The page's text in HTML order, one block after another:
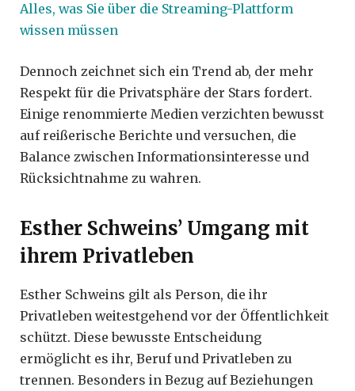
Alles, was Sie über die Streaming-Plattform
wissen müssen
Dennoch zeichnet sich ein Trend ab, der mehr
Respekt für die Privatsphäre der Stars fordert.
Einige renommierte Medien verzichten bewusst
auf reißerische Berichte und versuchen, die
Balance zwischen Informationsinteresse und
Rücksichtnahme zu wahren.
Esther Schweins’ Umgang mit
ihrem Privatleben
Esther Schweins gilt als Person, die ihr
Privatleben weitestgehend vor der Öffentlichkeit
schützt. Diese bewusste Entscheidung
ermöglicht es ihr, Beruf und Privatleben zu
trennen. Besonders in Bezug auf Beziehungen